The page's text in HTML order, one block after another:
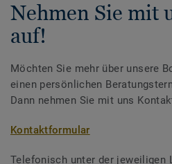
Nehmen Sie mit
auf!
Möchten Sie mehr über unsere
einen persönlichen
Dann nehmen Sie mit uns
Kontaktformular
Telefonisch unter der jeweiligen